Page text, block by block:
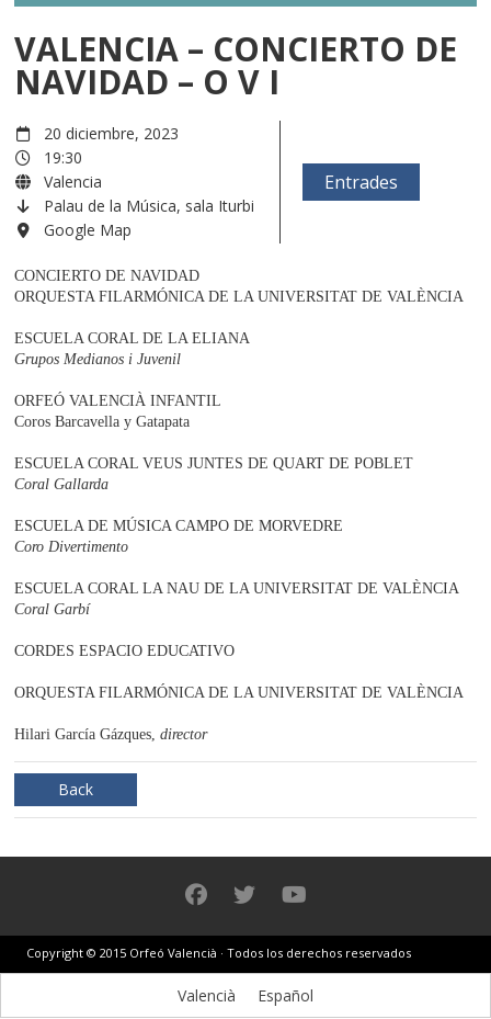
VALENCIA – CONCIERTO DE
NAVIDAD – O V I
20 diciembre, 2023
19:30
Valencia
Palau de la Música, sala Iturbi
Google Map
Entrades
CONCIERTO DE NAVIDAD
ORQUESTA FILARMÓNICA DE LA UNIVERSITAT DE VALÈNCIA
ESCUELA CORAL DE LA ELIANA
Grupos Medianos i Juvenil
ORFEÓ VALENCIÀ INFANTIL
Coros Barcavella y Gatapata
ESCUELA CORAL VEUS JUNTES DE QUART DE POBLET
Coral Gallarda
ESCUELA DE MÚSICA CAMPO DE MORVEDRE
Coro Divertimento
ESCUELA CORAL LA NAU DE LA UNIVERSITAT DE VALÈNCIA
Coral Garbí
CORDES ESPACIO EDUCATIVO
ORQUESTA FILARMÓNICA DE LA UNIVERSITAT DE VALÈNCIA
Hilari García Gázques, director
Back
Copyright © 2015 Orfeó Valencià · Todos los derechos reservados
Valencià Español